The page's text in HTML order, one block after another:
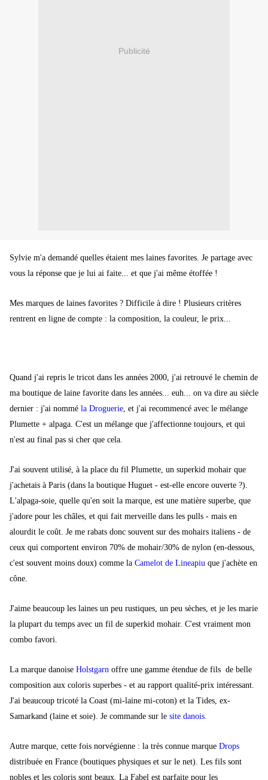
Publicité
Sylvie m'a demandé quelles étaient mes laines favorites. Je partage avec
vous la réponse que je lui ai faite... et que j'ai même étoffée !
Mes marques de laines favorites ? Difficile à dire ! Plusieurs critères
rentrent en ligne de compte : la composition, la couleur, le prix...
Quand j'ai repris le tricot dans les années 2000, j'ai retrouvé le chemin de
ma boutique de laine favorite dans les années... euh... on va dire au siècle
dernier : j'ai nommé la Droguerie, et j'ai recommencé avec le mélange
Plumette + alpaga. C'est un mélange que j'affectionne toujours, et qui
n'est au final pas si cher que cela.
J'ai souvent utilisé, à la place du fil Plumette, un superkid mohair que
j'achetais à Paris (dans la boutique Huguet - est-elle encore ouverte ?).
L'alpaga-soie, quelle qu'en soit la marque, est une matière superbe, que
j'adore pour les châles, et qui fait merveille dans les pulls - mais en
alourdit le coût. Je me rabats donc souvent sur des mohairs italiens - de
ceux qui comportent environ 70% de mohair/30% de nylon (en-dessous,
c'est souvent moins doux) comme la Camelot de Lineapiu que j'achète en
cône.
J'aime beaucoup les laines un peu rustiques, un peu sèches, et je les marie
la plupart du temps avec un fil de superkid mohair. C'est vraiment mon
combo favori.
La marque danoise Holstgarn offre une gamme étendue de fils de belle
composition aux coloris superbes - et au rapport qualité-prix intéressant.
J'ai beaucoup tricoté la Coast (mi-laine mi-coton) et la Tides, ex-
Samarkand (laine et soie). Je commande sur le site danois.
Autre marque, cette fois norvégienne : la très connue marque Drops
distribuée en France (boutiques physiques et sur le net). Les fils sont
nobles et les coloris sont beaux. La Fabel est parfaite pour les